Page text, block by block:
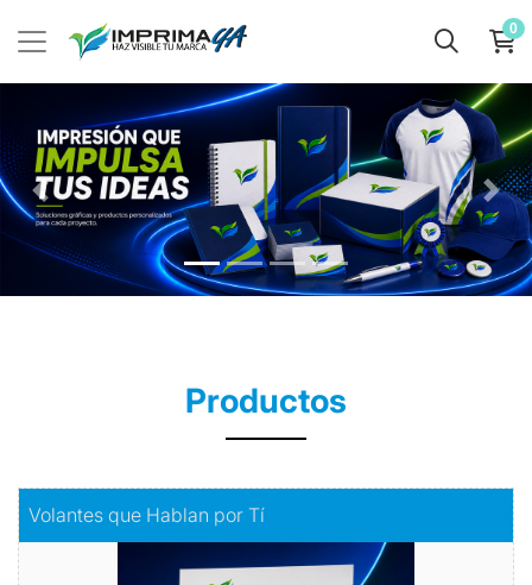
0
Productos
Volantes que Hablan por Tí
Volantes con Amor
Comprar